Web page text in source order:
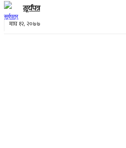
सूर्यपत्र
माघ १२, २०७७